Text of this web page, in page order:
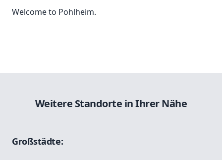
Welcome to Pohlheim.
Weitere Standorte in Ihrer Nähe
Großstädte: